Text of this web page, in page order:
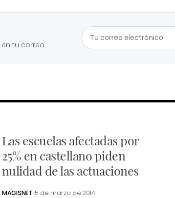
tu correo.
Las escuelas afectadas por
25% en castellano piden
nulidad de las actuaciones
MAGISNET 5 de marzo de 2014